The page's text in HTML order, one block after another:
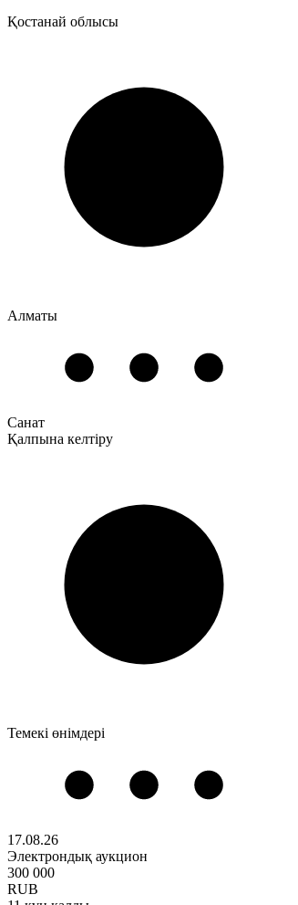
Қостанай облысы
Алматы
Санат
Қалпына келтіру
Темекі өнімдері
17.08.26
Электрондық аукцион
300 000
RUB